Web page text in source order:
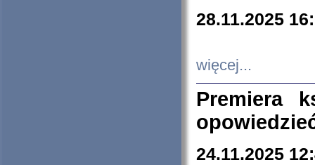
28.11.2025
więcej...
Premiera
24.11.2025